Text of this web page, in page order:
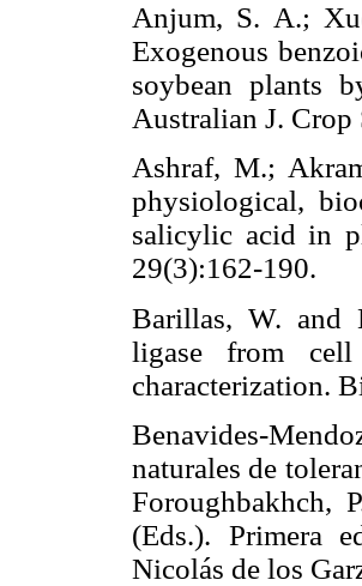
Anjum, S. A.;
Exogenous
soybean plants
Australian J.
Ashraf, M.;
physiological,
salicylic acid in
29(3):162-
Barillas, W. and
ligase from
Benavides-
naturales de
Foroughbakhch,
(Eds.). Primera
Nicolás de los